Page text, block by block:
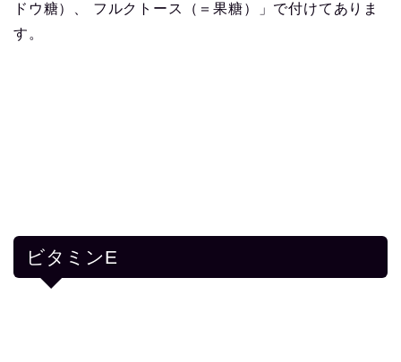
ドウ糖）、 フルクトース（＝果糖）」で付けてありま
す。
ビタミンE